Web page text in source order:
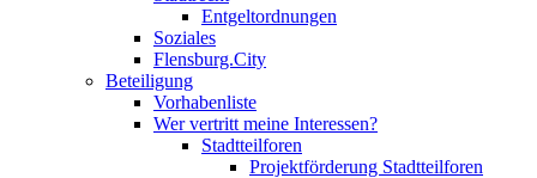
Entgeltordnungen
Soziales
Flensburg.City
Beteiligung
Vorhabenliste
Wer vertritt meine Interessen?
Stadtteilforen
Projektförderung Stadtteilforen